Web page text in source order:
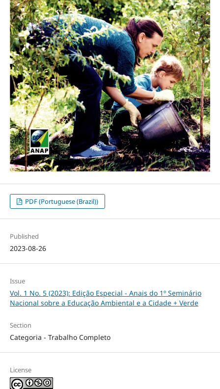
PDF (Portuguese (Brazil))
Published
2023-08-26
Issue
Vol. 1 No. 5 (2023): Edição Especial - Anais do 1º Seminário
Nacional sobre a Educação Ambiental e a Cidade + Verde
Section
Categoria - Trabalho Completo
License